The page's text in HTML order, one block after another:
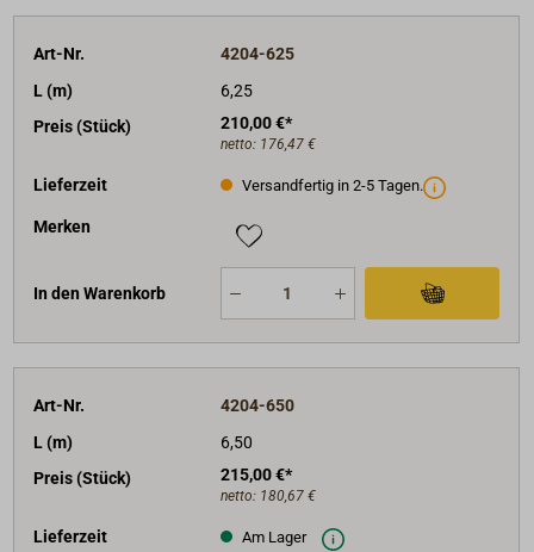
Art-Nr.
4204-625
L (m)
6,25
Preis (Stück)
210,00 €*
netto: 176,47 €
Lieferzeit Versandfertig in 2-5 Tagen.
Merken
In den Warenkorb
Art-Nr.
4204-650
L (m)
6,50
Preis (Stück)
215,00 €*
netto: 180,67 €
Lieferzeit Am Lager